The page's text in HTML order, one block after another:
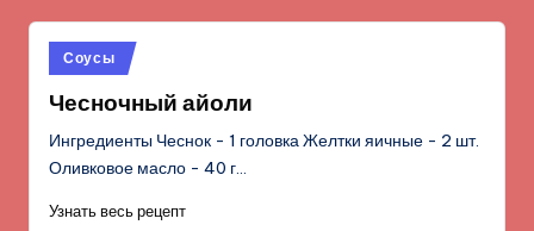
Опубликовано
в
Соусы
Чесночный айоли
Ингредиенты Чеснок - 1 головка Желтки яичные - 2 шт.
Оливковое масло - 40 г…
Узнать весь рецепт